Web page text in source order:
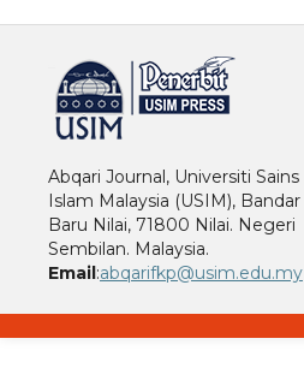
Abqari Journal, Universiti Sains
Islam Malaysia (USIM), Bandar
Baru Nilai, 71800 Nilai. Negeri
Sembilan. Malaysia.
Email:abqarifkp@usim.edu.my